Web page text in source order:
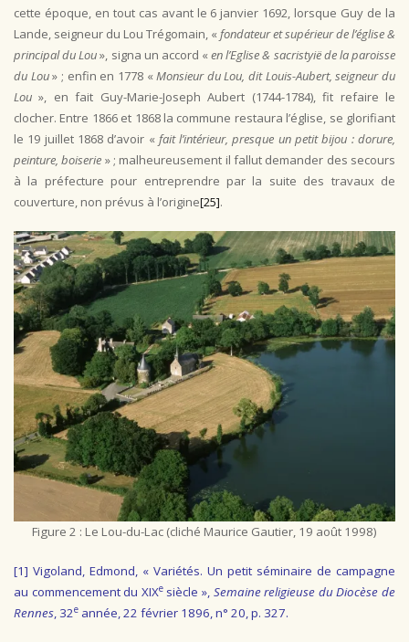
cette époque, en tout cas avant le 6 janvier 1692, lorsque Guy de la
Lande, seigneur du Lou Trégomain, «fondateur et supérieur de l’église &
principal du Lou», signa un accord «en l’Eglise & sacristyië de la paroisse
du Lou» ; enfin en 1778 «Monsieur du Lou, dit Louis-Aubert, seigneur du
Lou », en fait Guy-Marie-Joseph Aubert (1744-1784), fit refaire le
clocher. Entre 1866 et 1868 la commune restaura l’église, se glorifiant
le 19 juillet 1868 d’avoir « fait l’intérieur, presque un petit bijou : dorure,
peinture, boiserie » ; malheureusement il fallut demander des secours
à la préfecture pour entreprendre par la suite des travaux de
couverture, non prévus à l’origine[25].
Figure 2 : Le Lou-du-Lac (cliché Maurice Gautier, 19 août 1998)
[1] Vigoland, Edmond, « Variétés. Un petit séminaire de campagne
au commencement du XIXesiècle », Semaine religieuse du Diocèse de
Rennes , 32e année, 22 février 1896, n° 20, p. 327.